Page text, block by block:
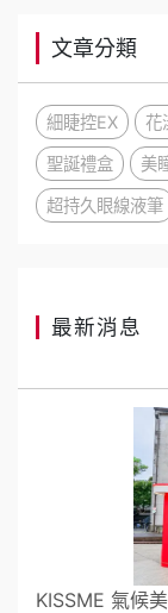
文章分類
細睫控EX 花
聖誕禮盒 美
超持久眼線液筆
最新消息
KISSME 氣候